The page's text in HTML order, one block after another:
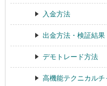
入金方法
出金方法・検証結果
デモトレード方法
高機能テクニカルチ